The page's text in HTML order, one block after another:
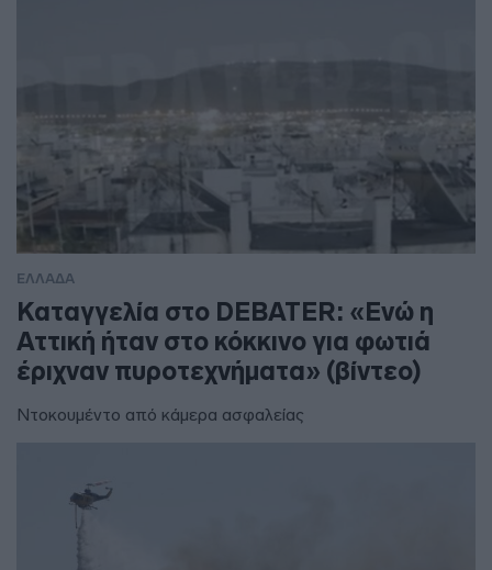
ΕΛΛΑΔΑ
Καταγγελία στο DEBATER: «Ενώ η
Αττική ήταν στο κόκκινο για φωτιά
έριχναν πυροτεχνήματα» (βίντεο)
Ντοκουμέντο από κάμερα ασφαλείας